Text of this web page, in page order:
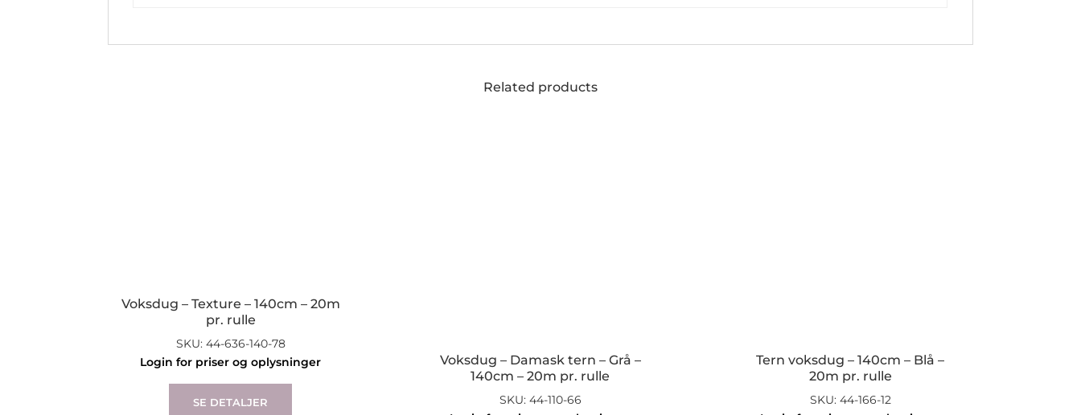
Related products
Voksdug – Texture – 140cm – 20m
pr. rulle
SKU: 44-636-140-78
Login for priser og oplysninger
SE DETALJER
Voksdug – Damask tern – Grå –
140cm – 20m pr. rulle
SKU: 44-110-66
Tern voksdug – 140cm – Blå –
20m pr. rulle
SKU: 44-166-12